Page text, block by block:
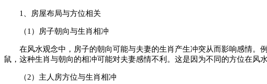
1、房屋布局与方位相关
（1）房子朝向与生肖相冲
在风水观念中，房子的朝向可能与夫妻的生肖产生冲突从而影响感情
鼠，这种生肖与朝向的相冲可能对夫妻感情不利。这是因为不同的方位在风
（2）主人房方位与生肖相冲